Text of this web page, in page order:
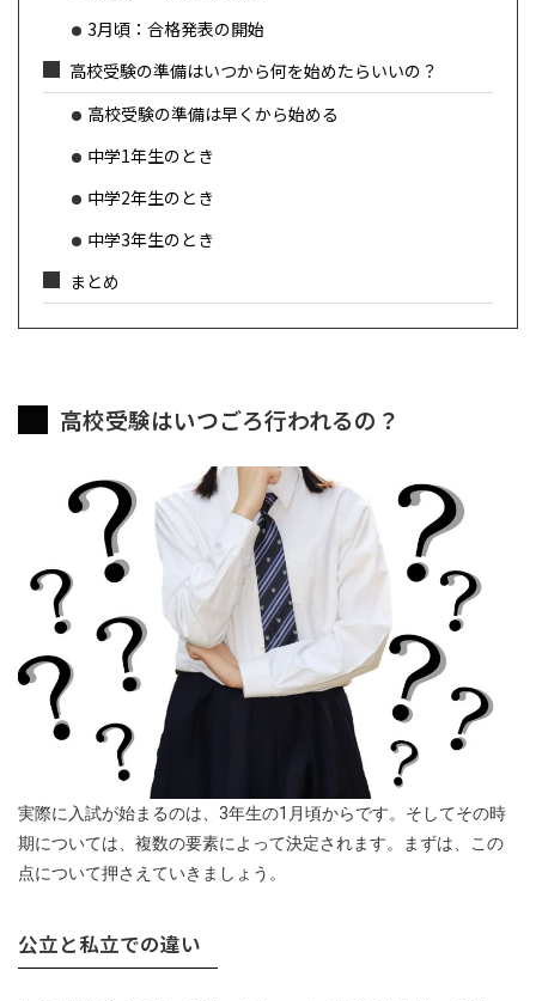
3月頃：合格発表の開始
高校受験の準備はいつから何を始めたらいいの？
高校受験の準備は早くから始める
中学1年生のとき
中学2年生のとき
中学3年生のとき
まとめ
高校受験はいつごろ行われるの？
実際に入試が始まるのは、3年生の1月頃からです。そしてその時
期については、複数の要素によって決定されます。まずは、この
点について押さえていきましょう。
公立と私立での違い